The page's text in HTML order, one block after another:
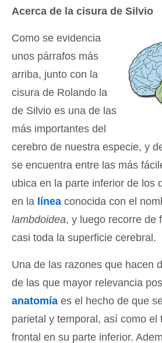
Acerca de la cisura de Silvio
Como se evidencia
unos párrafos más
arriba, junto con la
cisura de Rolando la
de Silvio es una de las
más importantes del
cerebro de nuestra especie, y
se encuentra entre las más
ubica en la parte inferior de los
en la línea conocida con el
lambdoidea, y luego recorre de
casi toda la superficie cerebral.
Una de las razones que hacen
de las que mayor relevancia
anatomía es el hecho de que
parietal y temporal, así como el
frontal en su parte inferior.